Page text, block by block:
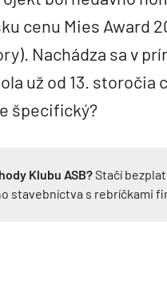
cenu Mies Award
Nachádza sa v
už od 13.
špecifický?
Klubu ASB?Stačí
stavebníctva s rebríčkami